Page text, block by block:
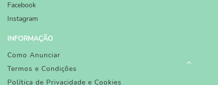
Facebook
Instagram
INFORMAÇÃO
Como Anunciar
Termos e Condições
Política de Privacidade e Cookies